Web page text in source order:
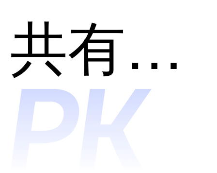
滴AI开
放平台
共有分类：人脸识别